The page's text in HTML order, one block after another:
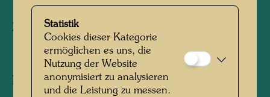
Zeichnung/Farbstifte
Painted in Mödling, April 22, 1943
Statistik
Cookies dieser Kategorie
ermöglichen es uns, die
Nutzung der Website
anonymisiert zu analysieren
und die Leistung zu messen.